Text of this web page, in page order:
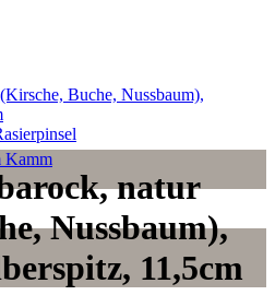
Kamm
natur
Nussbaum),
11,5cm